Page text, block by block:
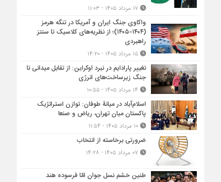
واکاوی جنگ ایران و آمریکا در تنگه هرمز
(۱۴۰۴-۱۴۰۵)؛ از نظریه‌های کلاسیک تا سنتز
راهبردی
۱۵ مرداد ۱۴۰۵ - ۱۴:۲۰
تغییر پارادایم در نبرد اوکراین: از تقابل میدانی تا
جنگ زیرساخت‌های انرژی
اسلام‌آباد در میانۀ طوفان: توازن استراتژیک
پاکستان میان تهران، ریاض و صنعا
۱۰ مرداد ۱۴۰۵ - ۱۱:۵۴
ضرورتی برخاسته از انتخاب
طنین خشم نسل جوان امّا فرسوده هند